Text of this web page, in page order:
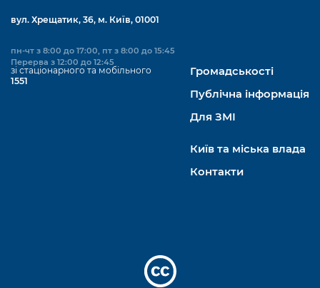
вул. Хрещатик, 36, м. Київ, 01001
пн-чт з 8:00 до 17:00, пт з 8:00 до 15:45
Перерва з 12:00 до 12:45
зі стаціонарного та мобільного
1551
Громадськості
Публічна інформація
Для ЗМІ
Київ та міська влада
Контакти